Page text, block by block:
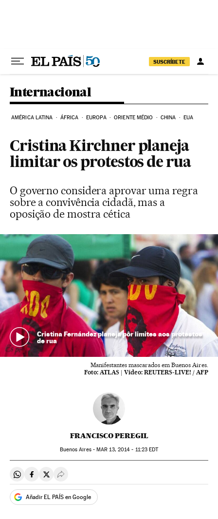
SUSCRÍBETE
Internacional
AMÉRICA LATINA ÁFRICA EUROPA ORIENTE MÉDIO CHINA EUA
Cristina Kirchner planeja
limitar os protestos de rua
O governo considera aprovar uma regra
sobre a convivência cidadã, mas a
oposição de mostra cética
Cristina Fernández planeja pôr limites aos protestos
de rua
Manifestantes mascarados em Buenos Aires.
Foto: ATLAS | Vídeo: REUTERS-LIVE! / AFP
FRANCISCO PEREGIL
Buenos Aires -MAR 13, 2014 - 11:23 EDT
Compartir en Whatsapp
Compartir en Facebook
Compartir en Twitter
Desplegar Redes Sociales
Añadir EL PAÍS en Google